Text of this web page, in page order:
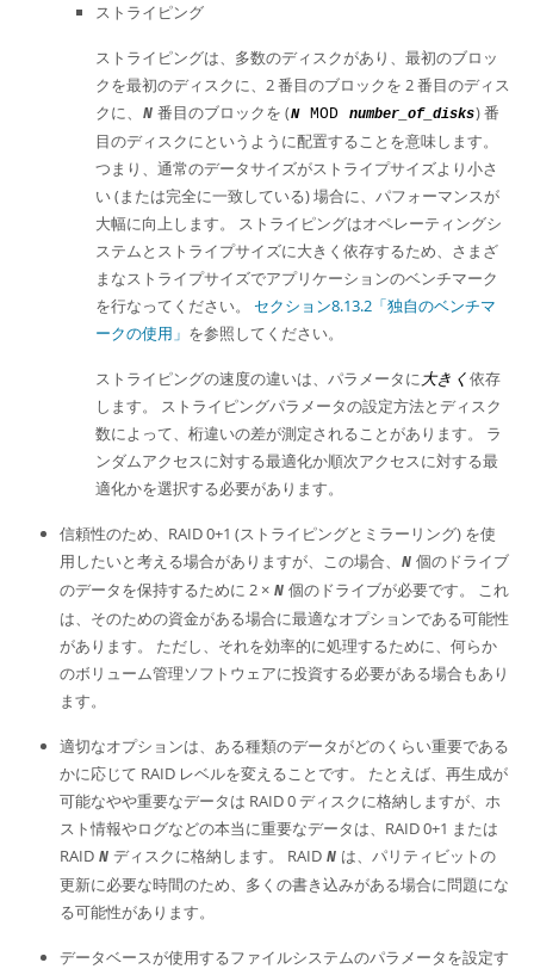
ストライピング
ストライピングは、多数のディスクがあり、最初のブロッ
クを最初のディスクに、2 番目のブロックを 2 番目のディス
クに、
N 番目のブロックを (N MOD number_of_disks) 番
目のディスクにというように配置することを意味します。
つまり、通常のデータサイズがストライプサイズより小さ
い (または完全に一致している) 場合に、パフォーマンスが
大幅に向上します。 ストライピングはオペレーティングシ
ステムとストライプサイズに大きく依存するため、さまざ
まなストライプサイズでアプリケーションのベンチマーク
を行なってください。 セクション8.13.2「独自のベンチマ
ークの使用」 を参照してください。
ストライピングの速度の違いは、パラメータに大きく依存
します。 ストライピングパラメータの設定方法とディスク
数によって、桁違いの差が測定されることがあります。 ラ
ンダムアクセスに対する最適化か順次アクセスに対する最
適化かを選択する必要があります。
信頼性のため、RAID 0+1 (ストライピングとミラーリング) を使
用したいと考える場合がありますが、この場合、
N 個のドライブ
のデータを保持するために 2 × N 個のドライブが必要です。 これ
は、そのための資金がある場合に最適なオプションである可能性
があります。 ただし、それを効率的に処理するために、何らか
のボリューム管理ソフトウェアに投資する必要がある場合もあり
ます。
適切なオプションは、ある種類のデータがどのくらい重要である
かに応じて RAID レベルを変えることです。 たとえば、再生成が
可能なやや重要なデータは RAID 0 ディスクに格納しますが、ホ
スト情報やログなどの本当に重要なデータは、RAID 0+1 または
RAID N ディスクに格納します。 RAID N は、パリティビットの
更新に必要な時間のため、多くの書き込みがある場合に問題にな
る可能性があります。
データベースが使用するファイルシステムのパラメータを設定す